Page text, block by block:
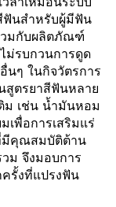
ฟันสำหรับผู้มีฟัน
วมกับผลิตภัณฑ์
ม่รบกวนการดูด
ๆ ในกิจวัตรการ
ตรยาสีฟันหลาย
ม เช่น น้ำมันหอม
เพื่อการเสริมแร่
มีคุณสมบัติต้าน
ม จึงมอบการ
รั้งที่แปรงฟัน